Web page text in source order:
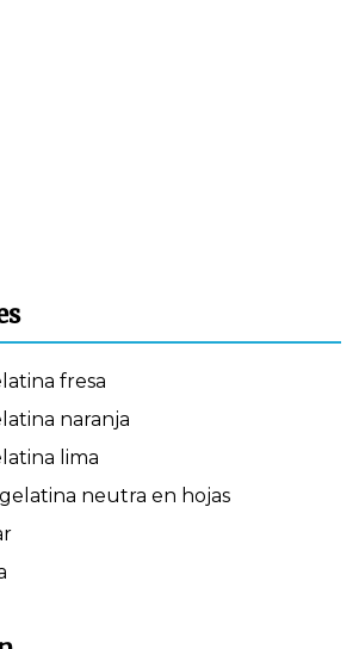
fresa
naranja
lima
neutra en hojas